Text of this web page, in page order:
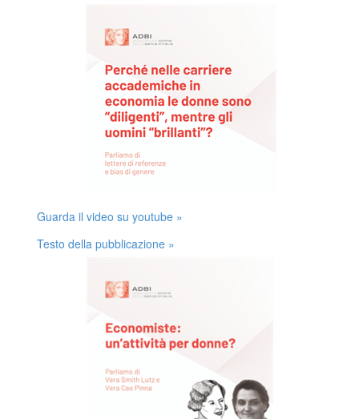
Guarda il video su youtube »
Testo della pubblicazione »